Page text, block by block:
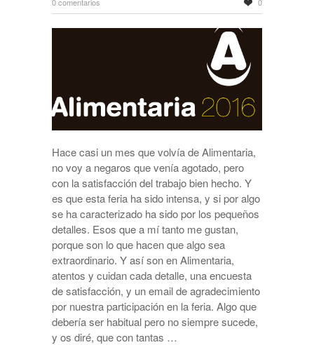
Hace casi un mes que volvía de Alimentaria,
no voy a negaros que venía agotado, pero
con la satisfacción del trabajo bien hecho. Y
es que esta feria ha sido intensa, y si por algo
se ha caracterizado ha sido por los pequeños
detalles. Esos que a mí tanto me gustan,
porque son lo que hacen que algo sea
extraordinario. Y así son en Alimentaria,
atentos y cuidan cada detalle, una encuesta
de satisfacción, y un email de agradecimiento
por nuestra participación en la feria. Algo que
debería ser habitual pero no siempre sucede,
y os diré, que con tantas …